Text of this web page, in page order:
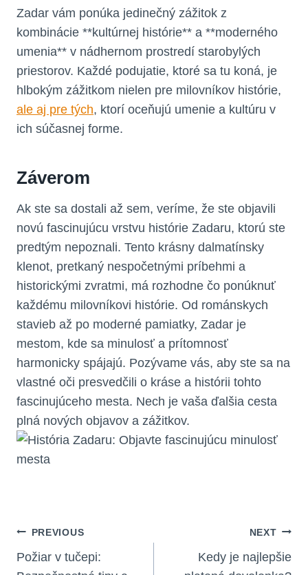
Zadar vám ponúka jedinečný zážitok z
kombinácie **kultúrnej histórie** a **moderného
umenia** v nádhernom prostredí starobylých
priestorov. Každé podujatie, ktoré sa tu koná, je
hlbokým zážitkom nielen pre milovníkov histórie,
ale aj pre tých, ktorí oceňujú umenie a kultúru v
ich súčasnej forme.
Záverom
Ak ste sa dostali až sem, veríme, že ste objavili
novú fascinujúcu vrstvu histórie Zadaru, ktorú ste
predtým nepoznali. Tento krásny dalmatínsky
klenot, pretkaný nespočetnými príbehmi a
historickými zvratmi, má rozhodne čo ponúknuť
každému milovníkovi histórie. Od románskych
stavieb až po moderné pamiatky, Zadar je
mestom, kde sa minulosť a prítomnosť
harmonicky spájajú. Pozývame vás, aby ste sa na
vlastné oči presvedčili o kráse a histórii tohto
fascinujúceho mesta. Nech je vaša ďalšia cesta
plná nových objavov a zážitkov.
Navigácia
V
PREVIOUS
Požiar v tučepi:
NEXT
Kedy je najlepšie